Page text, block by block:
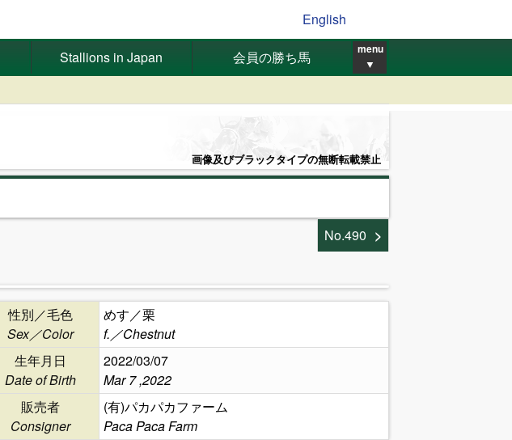
English
Stallions in Japan 会員の勝ち馬 menu
▼
画像及びブラックタイプの無断転載禁止
No.490
性別／毛色
Sex／Color
めす／栗
f.／Chestnut
生年月日
Date of Birth
2022/03/07
Mar 7 ,2022
販売者
Consigner
(有)パカパカファーム
Paca Paca Farm